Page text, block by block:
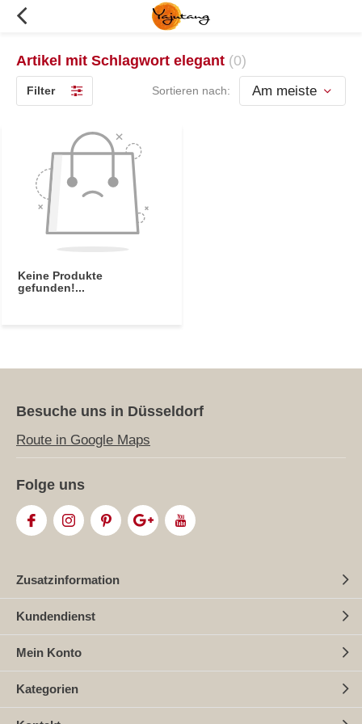
Artikel mit Schlagwort elegant (0)
Filter Sortieren nach:
Keine Produkte
gefunden!...
Besuche uns in Düsseldorf
Route in Google Maps
Folge uns
Zusatzinformation
Kundendienst
Mein Konto
Kategorien